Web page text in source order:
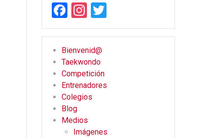
F
a
ce
b
o
o
k
In
st
a
gr
a
m
wi
tt
Bienvenid@
Taekwondo
Competición
Entrenadores
Colegios
Blog
Medios
Imágenes